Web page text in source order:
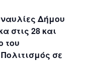
Δήμου
στις 28 και
του
σε